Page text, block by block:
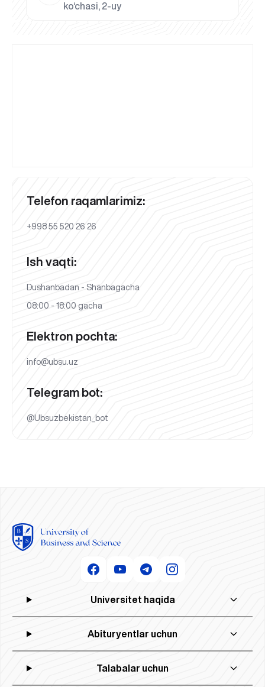
ko‘chasi, 2-uy
Telefon raqamlarimiz:
+998 55 520 26 26
Ish vaqti:
Dushanbadan - Shanbagacha
08:00 - 18:00 gacha
Elektron pochta:
info@ubsu.uz
Telegram bot:
@Ubsuzbekistan_bot
Universitet haqida
Abituryentlar uchun
Talabalar uchun